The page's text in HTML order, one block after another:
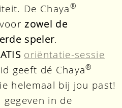
De Chaya®
zowel de
speler.
oriëntatie-sessie
geeft dé Chaya®
helemaal bij jou past!
gegeven in de